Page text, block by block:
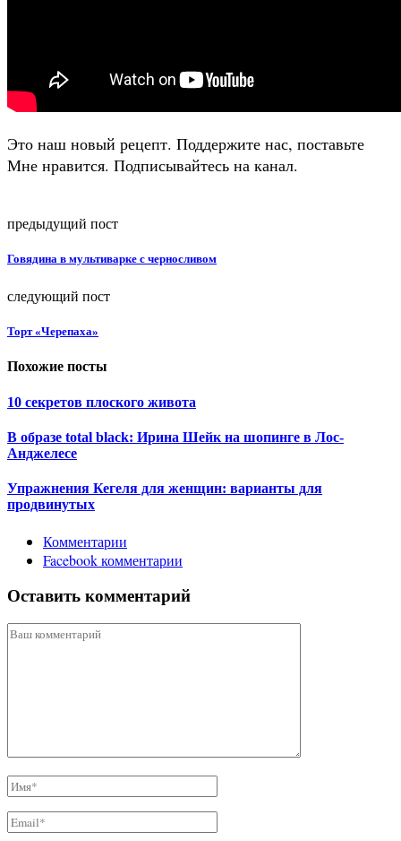
Это наш новый рецепт. Поддержите нас, поставьте
Мне нравится. Подписывайтесь на канал.
предыдущий пост
Говядина в мультиварке с черносливом
следующий пост
Торт «Черепаха»
Похожие посты
10 секретов плоского живота
В образе total black: Ирина Шейк на шопинге в Лос-
Анджелесе
Упражнения Кегеля для женщин: варианты для
продвинутых
Комментарии
Facebook комментарии
Оставить комментарий